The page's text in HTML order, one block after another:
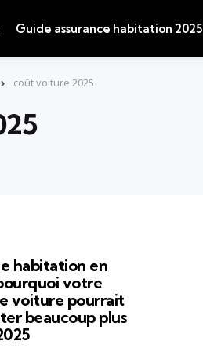
Guide assurance habitation 2025
coût voiture 2025
habitation en
votre
voiture pourrait
beaucoup plus